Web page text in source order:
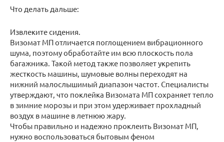
Что делать дальше:
Извлеките сидения.
Визомат МП отличается поглощением вибрационного
шума, поэтому обработайте им всю плоскость пола
багажника. Такой метод также позволяет укрепить
жесткость машины, шумовые волны переходят на
нижний малослышимый диапазон частот. Специалисты
утверждают, что поклейка Визомата МП сохраняет тепло
в зимние морозы и при этом удерживает прохладный
воздух в машине в летнюю жару.
Чтобы правильно и надежно проклеить Визомат МП,
нужно воспользоваться бытовым феном